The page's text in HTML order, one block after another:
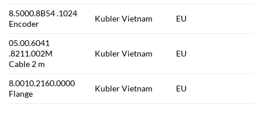
8.5000.8B54 .1024
Encoder
Kubler Vietnam EU
05.00.6041
.8211.002M
Cable 2 m
Kubler Vietnam EU
8.0010.2160.0000
Flange
Kubler Vietnam EU